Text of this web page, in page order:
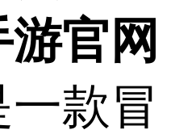
官网
一款冒